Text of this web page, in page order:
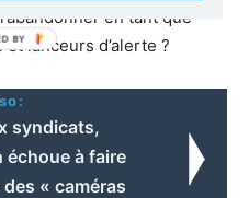
en tant que
lanceurs d’alerte ?
syndicats,
échoue à faire
« caméras